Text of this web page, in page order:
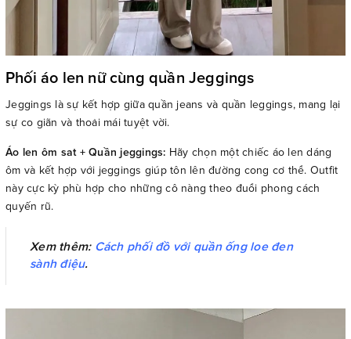
Phối áo len nữ cùng quần Jeggings
Jeggings là sự kết hợp giữa quần jeans và quần leggings, mang lại
sự co giãn và thoải mái tuyệt vời.
Áo len ôm sat + Quần jeggings: Hãy chọn một chiếc áo len dáng
ôm và kết hợp với jeggings giúp tôn lên đường cong cơ thể. Outfit
này cực kỳ phù hợp cho những cô nàng theo đuổi phong cách
quyến rũ.
Xem thêm: Cách phối đồ với quần ống loe đen
sành điệu.